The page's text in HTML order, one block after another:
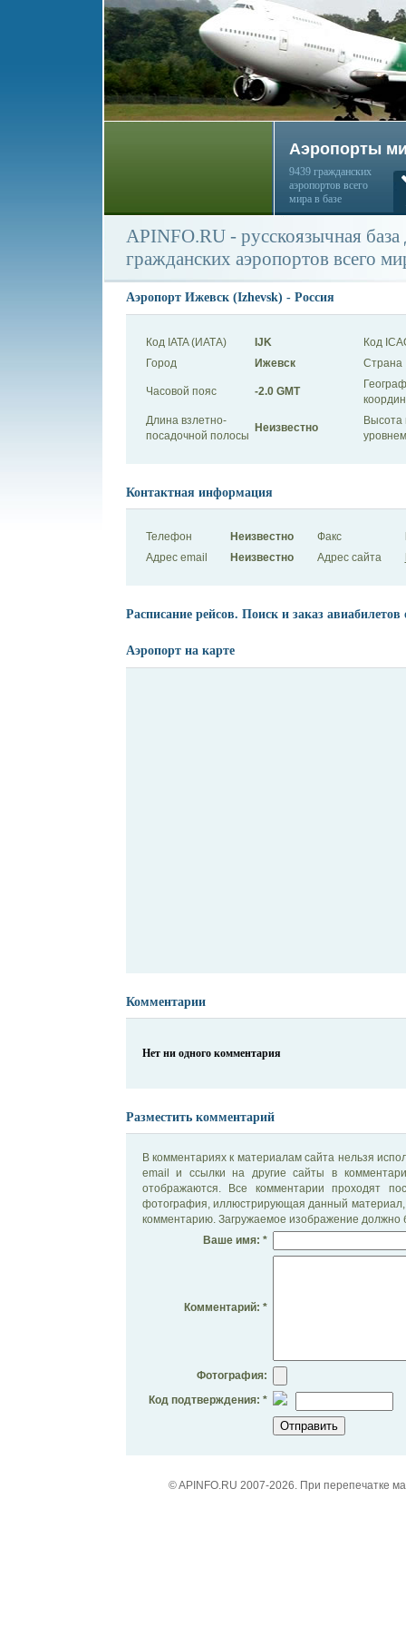
Аэропорты
9439 гражданских
аэропортов всего
мира в базе
APINFO.RU - русскоязычная
гражданских аэропортов всего
Аэропорт Ижевск (Izhevsk) - Россия
Код IATA (ИАТА) IJK
Код
Город
Ижевск Страна
Часовой пояс -2.0 GMT
Длина взлетно-
посадочной полосы
Неизвестно
Высота
Контактная информация
Телефон Неизвестно Факс
Адрес email
Неизвестно Адрес сайта
Расписание рейсов. Поиск и заказ авиабилетов
Аэропорт на карте
Комментарии
Нет ни одного комментария
Разместить комментарий
В комментариях к материалам сайта нельзя
email и ссылки на другие сайты в
отображаются. Все комментарии проходят
фотография, иллюстрирующая данный материал,
комментарию. Загружаемое изображение должно
Ваше имя: *
Комментарий: *
Фотография:
Код подтверждения: *
© APINFO.RU 2007-2026. При перепечатке